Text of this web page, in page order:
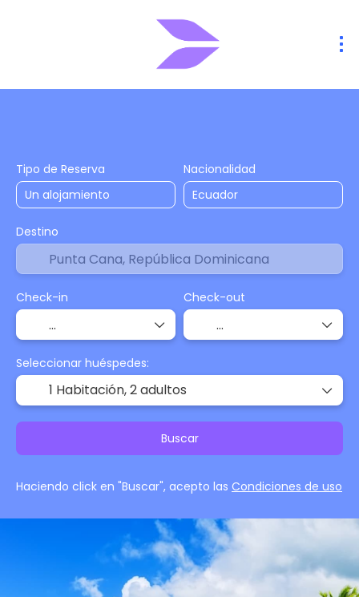
Tipo de Reserva Nacionalidad
Destino
Check-in Check-out
Seleccionar huéspedes:
1 Habitación,2 adultos
Buscar
Haciendo click en "Buscar", acepto las Condiciones de uso